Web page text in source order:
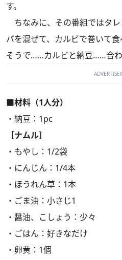
す。
ちなみに、その番組ではタ
バを混ぜて、カルビで巻いて
そうで……カルビと納豆……合わ
■材料（1人分）
・納豆：1pc
［ナムル］
・もやし：1/2袋
・にんじん：1/4本
・ほうれん草：1本
・ごま油：小さじ1
・醤油、こしょう：少々
・ごはん：好きなだけ
・卵黄：1個